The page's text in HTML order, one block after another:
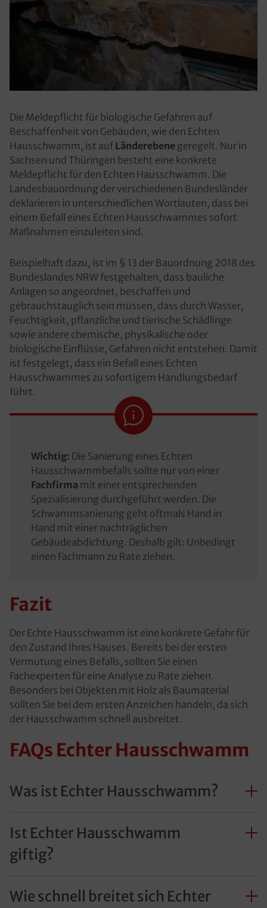
Die Meldepflicht für biologische Gefahren auf
Beschaffenheit von Gebäuden, wie den Echten
Hausschwamm, ist auf Länderebene geregelt. Nur in
Sachsen und Thüringen besteht eine konkrete
Meldepflicht für den Echten Hausschwamm. Die
Landesbauordnung der verschiedenen Bundesländer
deklarieren in unterschiedlichen Wortlauten, dass bei
einem Befall eines Echten Hausschwammes sofort
Maßnahmen einzuleiten sind.
Beispielhaft dazu, ist im § 13 der Bauordnung 2018 des
Bundeslandes NRW festgehalten, dass bauliche
Anlagen so angeordnet, beschaffen und
gebrauchstauglich sein müssen, dass durch Wasser,
Feuchtigkeit, pflanzliche und tierische Schädlinge
sowie andere chemische, physikalische oder
biologische Einflüsse, Gefahren nicht entstehen. Damit
ist festgelegt, dass ein Befall eines Echten
Hausschwammes zu sofortigem Handlungsbedarf
führt.
Wichtig: Die Sanierung eines Echten
Hausschwammbefalls sollte nur von einer
Fachfirma mit einer entsprechenden
Spezialisierung durchgeführt werden. Die
Schwammsanierung geht oftmals Hand in
Hand mit einer nachträglichen
Gebäudeabdichtung. Deshalb gilt: Unbedingt
einen Fachmann zu Rate ziehen.
Fazit
Der Echte Hausschwamm ist eine konkrete Gefahr für
den Zustand Ihres Hauses. Bereits bei der ersten
Vermutung eines Befalls, sollten Sie einen
Fachexperten für eine Analyse zu Rate ziehen.
Besonders bei Objekten mit Holz als Baumaterial
sollten Sie bei dem ersten Anzeichen handeln, da sich
der Hausschwamm schnell ausbreitet.
FAQs Echter Hausschwamm
Was ist Echter Hausschwamm?
Ist Echter Hausschwamm
giftig?
Wie schnell breitet sich Echter